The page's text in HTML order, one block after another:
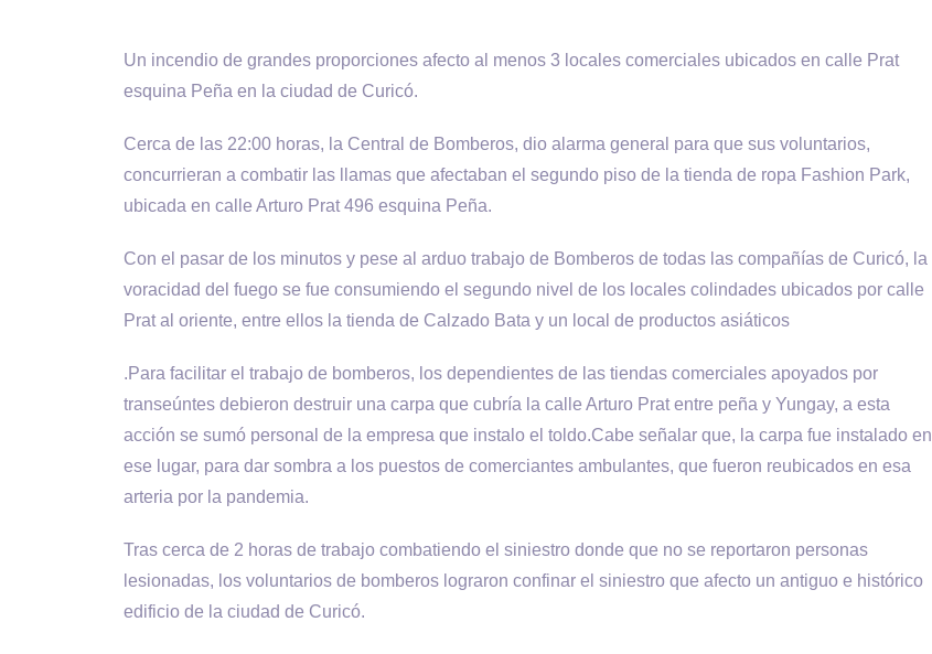
Un incendio de grandes proporciones afecto al menos 3 locales comerciales ubicados en calle Prat
esquina Peña en la ciudad de Curicó.
Cerca de las 22:00 horas, la Central de Bomberos, dio alarma general para que sus voluntarios,
concurrieran a combatir las llamas que afectaban el segundo piso de la tienda de ropa Fashion Park,
ubicada en calle Arturo Prat 496 esquina Peña.
Con el pasar de los minutos y pese al arduo trabajo de Bomberos de todas las compañías de Curicó, la
voracidad del fuego se fue consumiendo el segundo nivel de los locales colindades ubicados por calle
Prat al oriente, entre ellos la tienda de Calzado Bata y un local de productos asiáticos
.Para facilitar el trabajo de bomberos, los dependientes de las tiendas comerciales apoyados por
transeúntes debieron destruir una carpa que cubría la calle Arturo Prat entre peña y Yungay, a esta
acción se sumó personal de la empresa que instalo el toldo.Cabe señalar que, la carpa fue instalado en
ese lugar, para dar sombra a los puestos de comerciantes ambulantes, que fueron reubicados en esa
arteria por la pandemia.
Tras cerca de 2 horas de trabajo combatiendo el siniestro donde que no se reportaron personas
lesionadas, los voluntarios de bomberos lograron confinar el siniestro que afecto un antiguo e histórico
edificio de la ciudad de Curicó.